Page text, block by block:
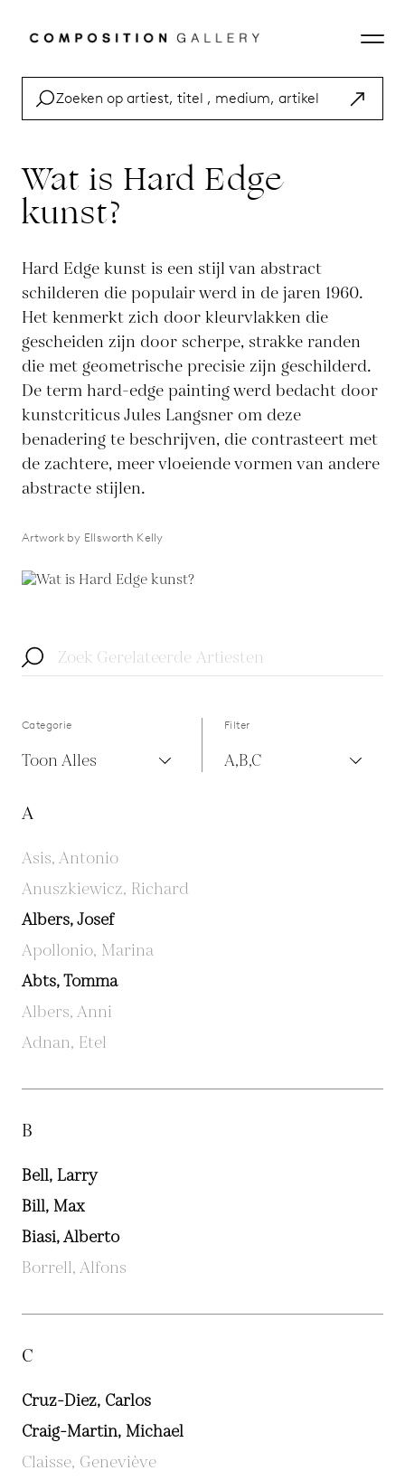
Wat is Hard Edge
kunst?
Hard Edge kunst is een stijl van abstract
schilderen die populair werd in de jaren 1960.
Het kenmerkt zich door kleurvlakken die
gescheiden zijn door scherpe, strakke randen
die met geometrische precisie zijn geschilderd.
De term hard-edge painting werd bedacht door
kunstcriticus Jules Langsner om deze
benadering te beschrijven, die contrasteert met
de zachtere, meer vloeiende vormen van andere
abstracte stijlen.
Artwork by Ellsworth Kelly
Categorie
Toon Alles
Filter
A,B,C
A
Asis, Antonio
Anuszkiewicz, Richard
Albers, Josef
Apollonio, Marina
Abts, Tomma
Albers, Anni
Adnan, Etel
B
Bell, Larry
Bill, Max
Biasi, Alberto
Borrell, Alfons
C
Cruz-Diez, Carlos
Craig-Martin, Michael
Claisse, Geneviève